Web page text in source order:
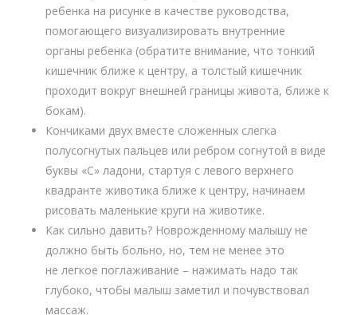
ребенка на рисунке в качестве руководства,
помогающего визуализировать внутренние
органы ребенка (обратите внимание, что тонкий
кишечник ближе к центру, а толстый кишечник
проходит вокруг внешней границы живота, ближе к
бокам).
Кончиками двух вместе сложенных слегка
полусогнутых пальцев или ребром согнутой в виде
буквы «С» ладони, стартуя с левого верхнего
квадранте животика ближе к центру, начинаем
рисовать маленькие круги на животике.
Как сильно давить? Новрожденному малышу не
должно быть больно, но, тем не менее это
не легкое поглаживание – нажимать надо так
глубоко, чтобы малыш заметил и почувствовал
массаж.